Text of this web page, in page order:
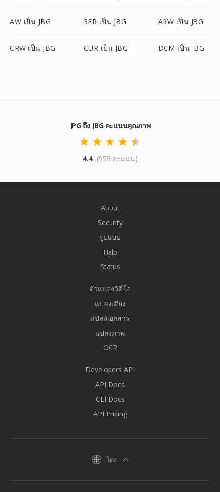
AW เป็น JBG 3FR เป็น JBG ARW เป็น JBG
CRW เป็น JBG CUR เป็น JBG DCM เป็น JBG
JPG ถึง JBG คะแนนคุณภาพ
4.4 (959 คะแนน)
About
Security
รูปแบบ
Help
Status
ตัวแปลงวิดีโอ
แปลงเสียง
แปลงเอกสาร
แปลงภาพ
OCR
Developers API
API Docs
CLI Docs
API Pricing
ไทย